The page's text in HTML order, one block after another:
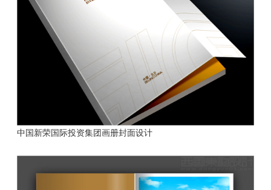
中国新荣国际投资集团画册封面设计